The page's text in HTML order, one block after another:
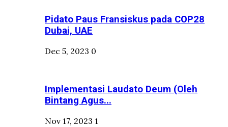
Pidato Paus Fransiskus pada COP28
Dubai, UAE
Dec 5, 2023 0
Implementasi Laudato Deum (Oleh
Bintang Agus...
Nov 17, 2023 1